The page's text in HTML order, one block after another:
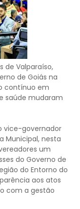
de Valparaíso,
de Goiás na
contínuo em
saúde mudaram
vice-governador
Municipal, nesta
um
do Governo de
do Entorno do
aos atos
com a gestão